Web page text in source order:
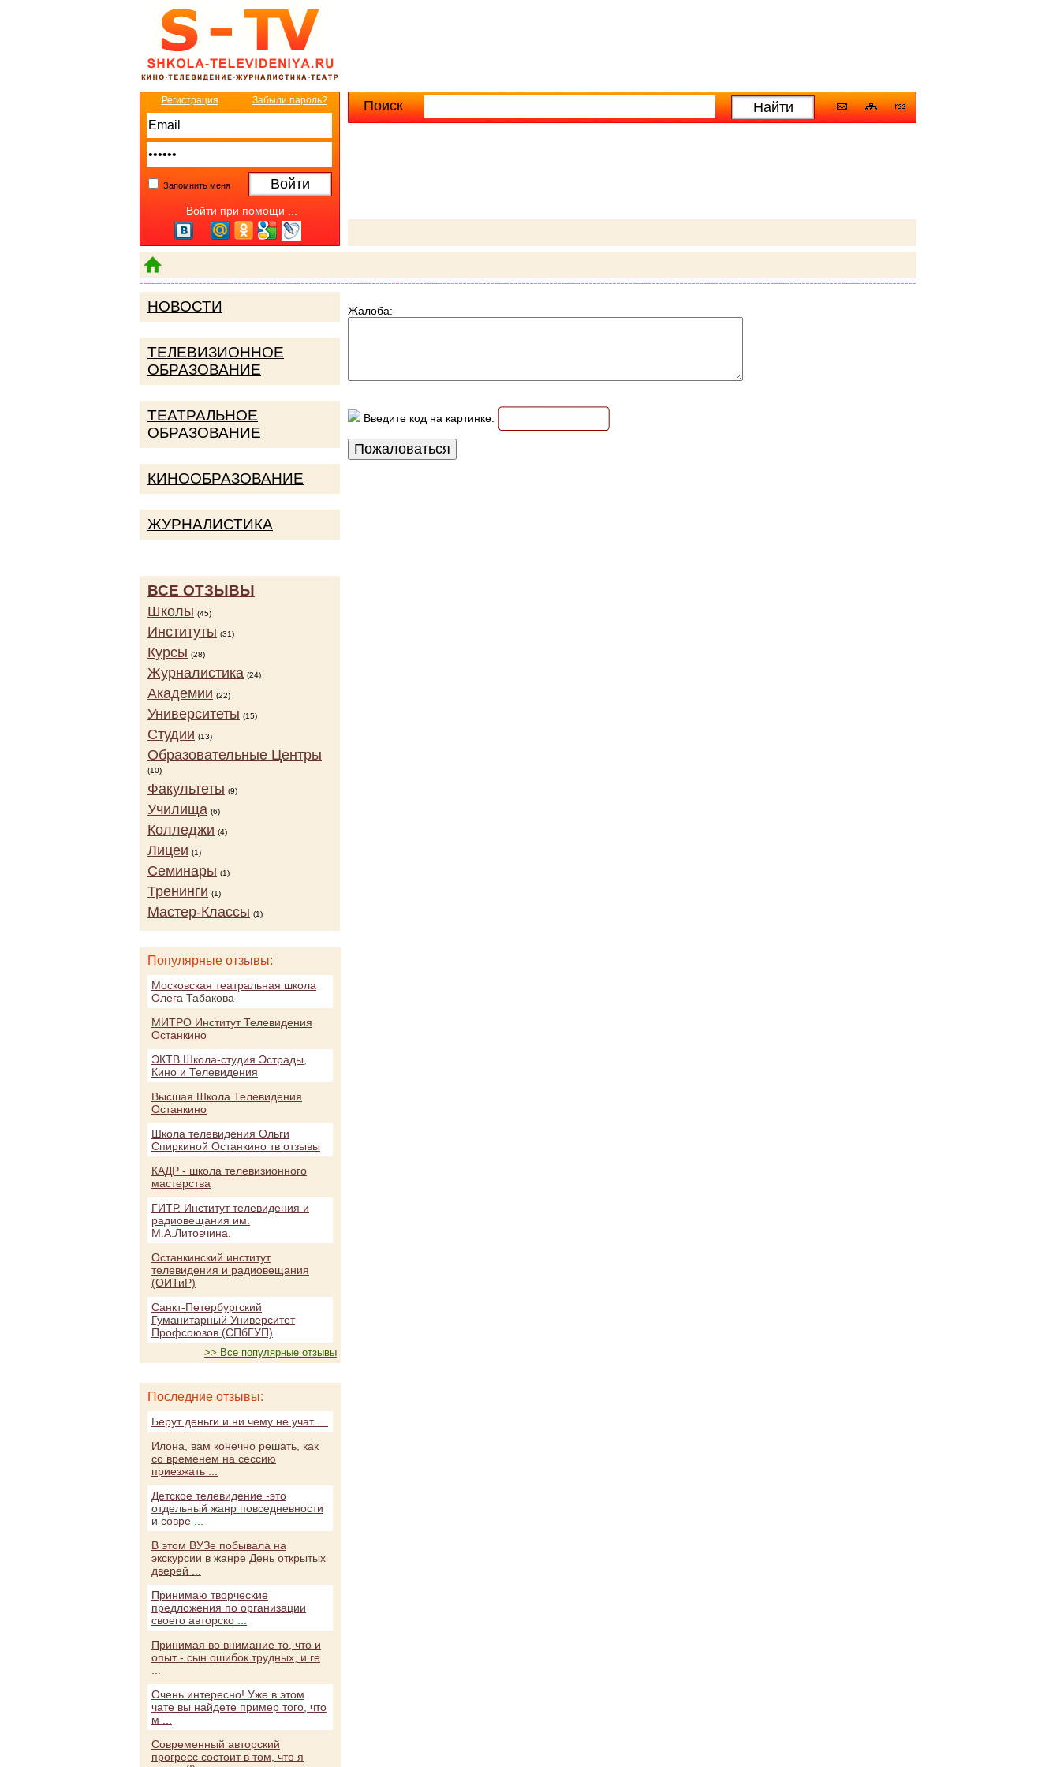
Поиск
Расширенный поиск
Регистрация Забыли пароль?
Запомнить меня
Войти при помощи ...
Жалоба:
Введите код на картинке:
НОВОСТИ
ТЕЛЕВИЗИОННОЕ
ОБРАЗОВАНИЕ
ТЕАТРАЛЬНОЕ
ОБРАЗОВАНИЕ
КИНООБРАЗОВАНИЕ
ЖУРНАЛИСТИКА
ВСЕ ОТЗЫВЫ
Школы (45)
Институты (31)
Курсы (28)
Журналистика (24)
Академии (22)
Университеты (15)
Студии (13)
Образовательные Центры
(10)
Факультеты (9)
Училища (6)
Колледжи (4)
Лицеи (1)
Семинары (1)
Тренинги (1)
Мастер-Классы (1)
Популярные отзывы:
Московская театральная школа
Олега Табакова
МИТРО Институт Телевидения
Останкино
ЭКТВ Школа-студия Эстрады,
Кино и Телевидения
Высшая Школа Телевидения
Останкино
Школа телевидения Ольги
Спиркиной Останкино тв отзывы
КАДР - школа телевизионного
мастерства
ГИТР. Институт телевидения и
радиовещания им.
М.А.Литовчина.
Останкинский институт
телевидения и радиовещания
(ОИТиР)
Санкт-Петербургский
Гуманитарный Университет
Профсоюзов (СПбГУП)
>> Все популярные отзывы
Последние отзывы:
Берут деньги и ни чему не учат. ...
Илона, вам конечно решать, как
со временем на сессию
приезжать ...
Детское телевидение -это
отдельный жанр повседневности
и совре ...
В этом ВУЗе побывала на
экскурсии в жанре День открытых
дверей ...
Принимаю творческие
предложения по организации
своего авторско ...
Принимая во внимание то, что и
опыт - сын ошибок трудных, и ге
Очень интересно! Уже в этом
чате вы найдете пример того, что
м ...
Современный авторский
прогресс состоит в том, что я